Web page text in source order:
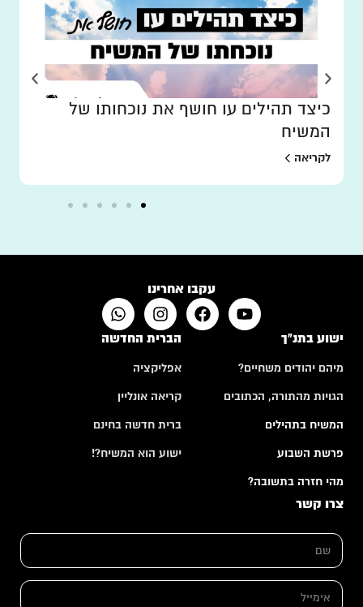
כיצד תהילים עו חושף את נוכחותו של
המשיח
לקריאה
עקבו אחרינו
ישוע בתנ"ך
מיהם יהודים משחיים?
הגויות מהתורה, הכתובים
המשיח בתהילים
פרשת השבוע
מהי חזרה בתשובה?
הברית החדשה
אפליקציה
קריאה אונליין
ברית חדשה בחינם
ישוע הוא המשיח?!
צרו קשר
*
ם
ש
*
א